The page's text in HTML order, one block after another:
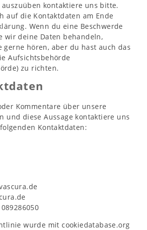
auszuüben kontaktiere uns bitte.
auf die Kontaktdaten am Ende
Wenn du eine Beschwerde
wir deine Daten behandeln,
gerne hören, aber du hast auch das
Aufsichtsbehörde
zu richten.
Kommentare über unsere
und diese Aussage kontaktiere uns
Kontaktdaten:
wurde mitcookiedatabase.org